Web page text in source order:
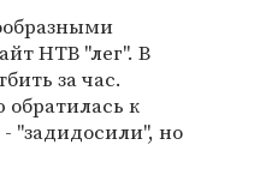
НТВ "лег". В
за час.
к
"задидосили", но